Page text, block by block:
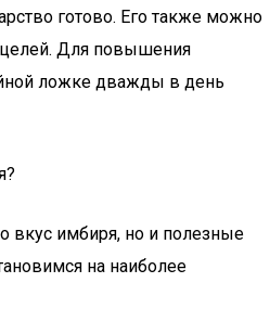
готово. Его также можно
целей. Для повышения
ложке дважды в день
вкус имбиря, но и полезные
на наиболее